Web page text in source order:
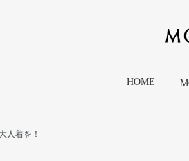
HOME
人着を！